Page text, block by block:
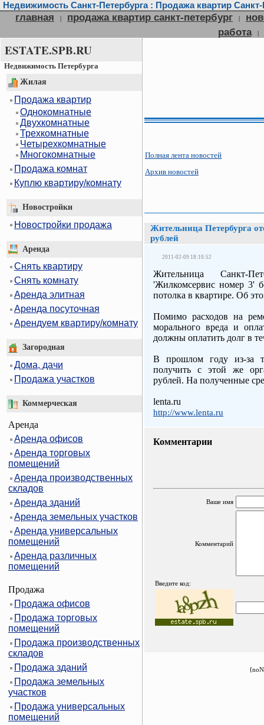
Недвижимость Санкт-Петербурга : Продажа квартир
главная | продажа квартир санкт-петербург |
работа
|
ESTATE.SPB.RU
Недвижимость Петербурга
Жилая
Продажа квартир
Однокомнатные
Двухкомнатные
Трехкомнатные
Четырехкомнатные
Многокомнатные
Продажа комнат
Куплю квартиру/комнату
Новостройки
Новостройки продажа
Аренда
Снять квартиру
Снять комнату
Аренда элитная
Аренда посуточная
Арендуем квартиру/комнату
Загородная
Дома, дачи
Продажа участков
Коммерческая
Аренда
Аренда офисов
Аренда торговых
помещений
Аренда производственных
складов
Аренда зданий
Аренда земельных участков
Аренда универсальных
помещений
Аренда различных
помещений
Продажа
Продажа офисов
Продажа торговых
помещений
Продажа производственных
складов
Продажа зданий
Продажа земельных
участков
Продажа универсальных
помещений
Полная лента новостей
Архив новостей
Жительница Петербурга
рублей
2011-02-09 18:10:52
Жительница Санкт-
'Жилкомсервис номер 3'
потолка в квартире. Об
Помимо расходов на
морального вреда и
должны оплатить долг в
В прошлом году из-за
получить с этой же
рублей. На полученные
lenta.ru
http://www.lenta.ru
Комментарии
Ваше имя
Комментарий
Введите код: